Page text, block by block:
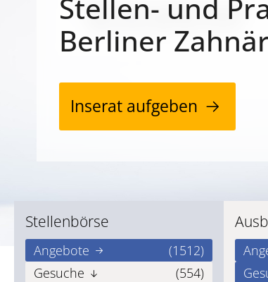
Stellen- und
Berliner
Inserat aufgeben
Stellenbörse
Angebote
(1512)
Gesuche
(554)